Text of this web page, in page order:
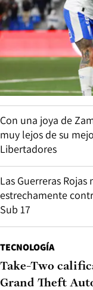
Con una joya de
muy lejos de su
Libertadores
Las Guerreras
estrechamente
Sub 17
TECNOLOGÍA
Take-Two
Grand Theft